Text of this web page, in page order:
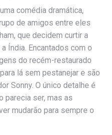
comédia dramática,
de amigos entre eles
que decidem curtir a
Índia. Encantados com o
do recém-restaurado
lá sem pestanejar e são
Sonny. O único detalhe é
parecia ser, mas as
mudarão para sempre o